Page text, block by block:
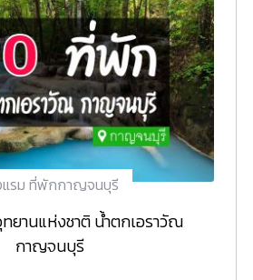
แรม ที่พักกาญจนบุรี
ยานแห่งชาติ น้ำตกเอราวัณ
กาญจนบุรี